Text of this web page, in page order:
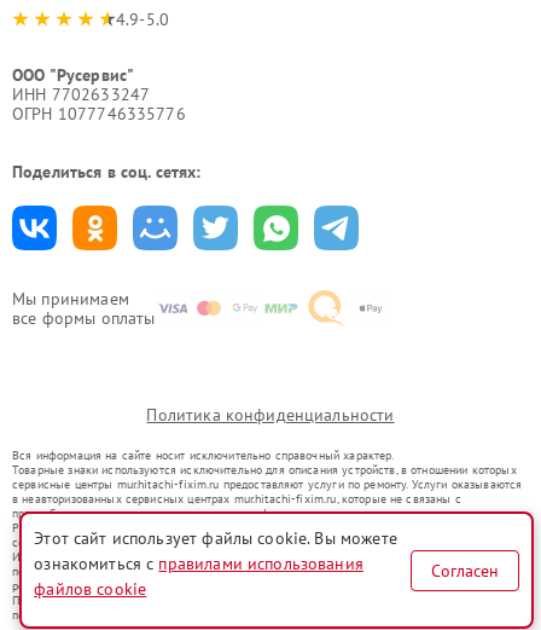
Мы принимаем
все формы оплаты
4.9-5.0
ООО "Русервис"
ИНН 7702633247
ОГРН 1077746335776
Поделиться в соц. сетях:
Политика конфиденциальности
Вся информация на сайте носит исключительно справочный характер.
Товарные знаки используются исключительно для описания устройств, в отношении которых
сервисные центры mur.hitachi-fixim.ru предоставляют услуги по ремонту. Услуги оказываются
в неавторизованных сервисных центрах mur.hitachi-fixim.ru, которые не связаны с
правообладателями товарных знаков или их официальными представителями.
Ремонт осуществляется для устройств, уже введенных в гражданский оборот в соответствии
со статьей 1487 ГК РФ.
Использование товарных знаков не преследует цели индивидуализации услуг или введения
потребителей в заблуждение, а служит для информирования о предоставляемых услугах по
ремонту техники указанных брендов.
Представленная на сайте информация не является публичной офертой, определяемой
положениями Статьи 437(2) Гражданского кодекса РФ
Этот сайт использует файлы cookie. Вы можете
ознакомиться с правилами использования
файлов cookie
Согласен